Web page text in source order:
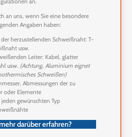
an uns, wenn Sie eine besondere
Angaben haben:
der herzustellenden Schweißnaht: T-
usw.
Leiter: Kabel, glatter
usw. (Achtung, Aluminium eignet
Schweißen)
Abmessungen der zu
oder Elemente
jeden gewünschten Typ
darüber erfahren?